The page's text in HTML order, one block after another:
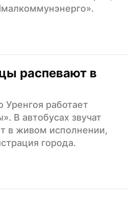
распевают в
Уренгоя работает
В автобусах звучат
в живом исполнении,
города.